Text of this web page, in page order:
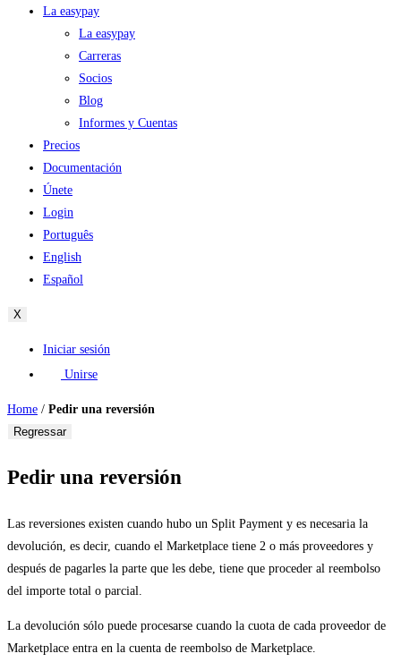
La easypay
La easypay
Carreras
Socios
Blog
Informes y Cuentas
Precios
Documentación
Únete
Login
Português
English
Español
X
Iniciar sesión
Unirse
Home / Pedir una reversión
Regressar
Pedir una reversión
Las reversiones existen cuando hubo un Split Payment y es necesaria la
devolución, es decir, cuando el Marketplace tiene 2 o más proveedores y
después de pagarles la parte que les debe, tiene que proceder al reembolso
del importe total o parcial.
La devolución sólo puede procesarse cuando la cuota de cada proveedor de
Marketplace entra en la cuenta de reembolso de Marketplace.